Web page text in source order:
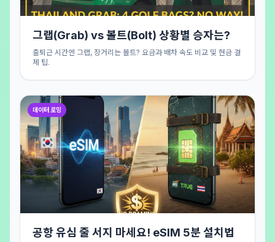
그랩(Grab) vs 볼트(Bolt) 상황별 승자는?
출퇴근 시간엔 그랩, 장거리는 볼트? 요금과 배차 속도 비교 및 현금 결
제 팁.
데이터 로밍
공항 유심 줄 서지 마세요! eSIM 5분 설치법